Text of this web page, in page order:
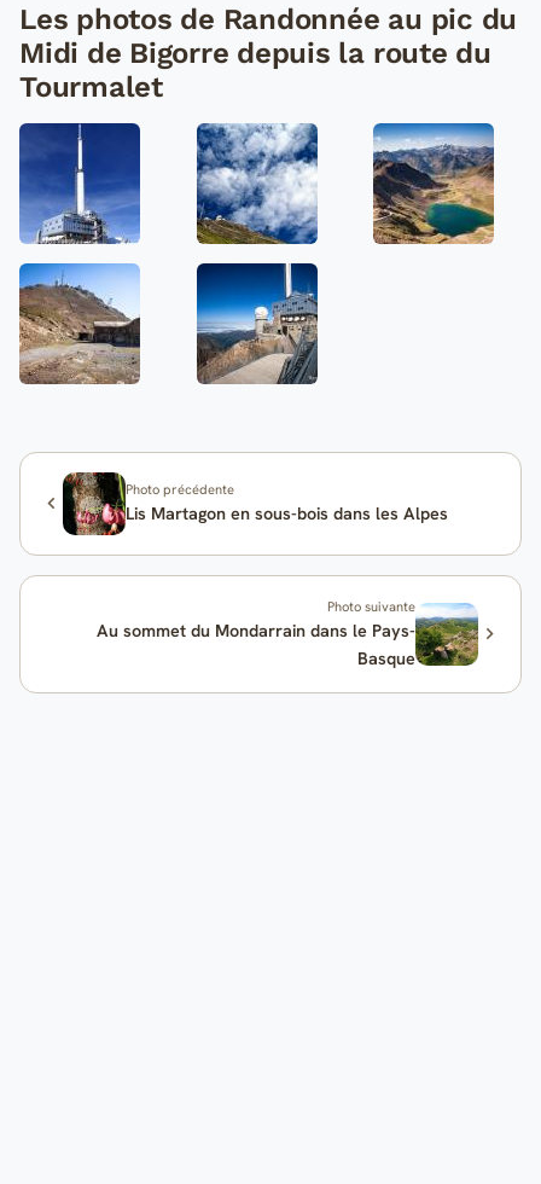
Les photos de Randonnée au pic du
Midi de Bigorre depuis la route du
Tourmalet
Photo précédente
Lis Martagon en sous-bois dans les Alpes
Photo suivante
Au sommet du Mondarrain dans le Pays-
Basque